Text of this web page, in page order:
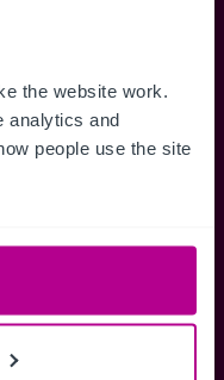
the website work.
analytics and
people use the site
des alertes.